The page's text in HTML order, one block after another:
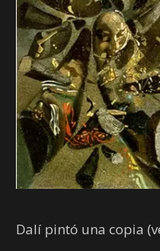
Dalí pintó una copia